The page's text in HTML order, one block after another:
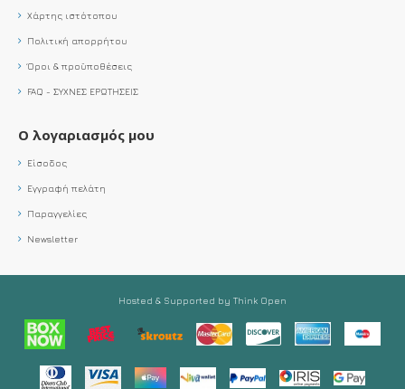
Χάρτης ιστότοπου
Πολιτική απορρήτου
Όροι & προϋποθέσεις
FAQ - ΣΥΧΝΕΣ ΕΡΩΤΗΣΕΙΣ
Ο λογαριασμός μου
Είσοδος
Εγγραφή πελάτη
Παραγγελίες
Newsletter
Hosted & Supported by Think Open